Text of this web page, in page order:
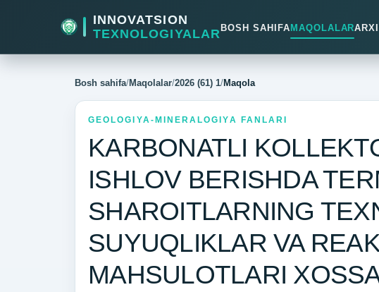
INNOVATSION
TEXNOLOGIYALARBOSH SAHIFAMAQOLALAR
Bosh sahifa/Maqolalar/2026 (61) 1/Maqola
GEOLOGIYA-MINERALOGIYA FANLARI
KARBONATLI
ISHLOV BERISHDA
SHAROITLARNING
SUYUQLIKLAR VA
MAHSULOTLARI